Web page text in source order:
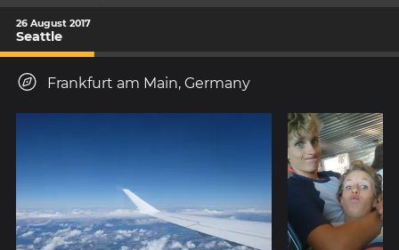
26 August 2017
Seattle
Frankfurt am Main, Germany